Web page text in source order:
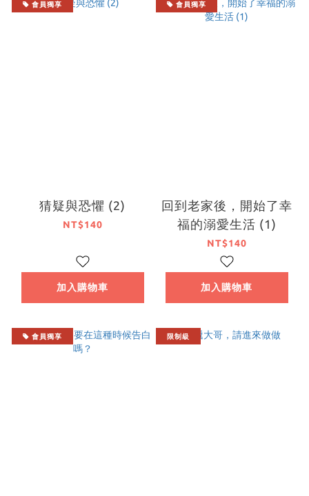
會員獨享
猜疑與恐懼 (2)
NT$140
加入購物車
會員獨享
回到老家後，開始了幸
福的溺愛生活 (1)
NT$140
加入購物車
會員獨享 限制級